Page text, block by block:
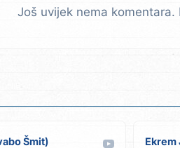
Još uvijek nema komentara.
Šmit)